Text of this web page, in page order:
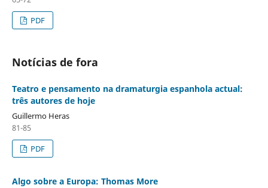
PDF
Notícias de fora
Teatro e pensamento na dramaturgia espanhola actual:
três autores de hoje
Guillermo Heras
81-85
PDF
Algo sobre a Europa: Thomas More